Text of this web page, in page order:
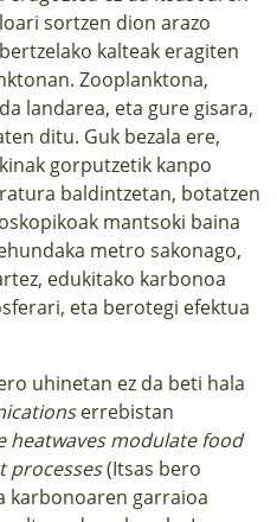
sortzen dion arazo
kalteak eragiten
Zooplanktona,
landarea, eta gure gisara,
ditu. Guk bezala ere,
gorputzetik kanpo
baldintzetan, botatzen
mantsoki baina
metro sakonago,
edukitako karbonoa
eta berotegi efektua
uhinetan ez da beti hala
errebistan
heatwaves modulate food
processes(Itsas bero
karbonoaren garraioa